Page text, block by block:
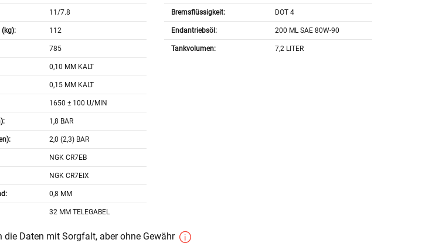
11/7.8
(kg): 112
785
0,10 MM KALT
0,15 MM KALT
1650 ± 100 U/MIN
1,8 BAR
2,0 (2,3) BAR
NGK CR7EB
NGK CR7EIX
0,8 MM
32 MM TELEGABEL
Bremsflüssigkeit: DOT 4
Endantriebsöl: 200 ML SAE 80W-90
Tankvolumen: 7,2 LITER
die Daten mit Sorgfalt, aber ohne Gewähr